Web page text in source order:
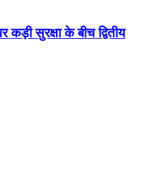
कड़ी सुरक्षा के बीच द्वितीय